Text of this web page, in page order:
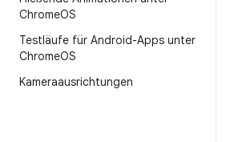
ChromeOS
Testläufe für Android-Apps unter
ChromeOS
Kameraausrichtungen